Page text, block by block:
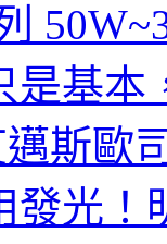
是基本
斯歐
發光！